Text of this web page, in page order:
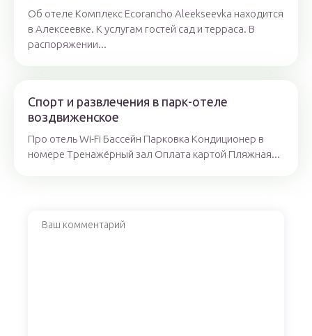
Об отеле Комплекс Ecorancho Aleekseevka находится
в Алексеевке. К услугам гостей сад и терраса. В
распоряжении...
Спорт и развлечения в парк-отеле
воздвиженское
Про отель Wi-Fi Бассейн Парковка Кондиционер в
номере Тренажёрный зал Оплата картой Пляжная...